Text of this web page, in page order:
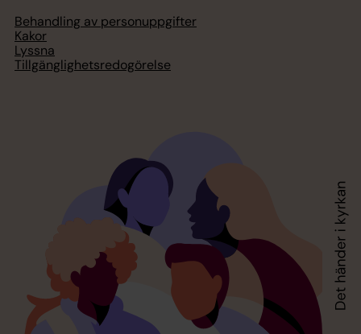
Behandling av personuppgifter
Kakor
Lyssna
Tillgänglighetsredogörelse